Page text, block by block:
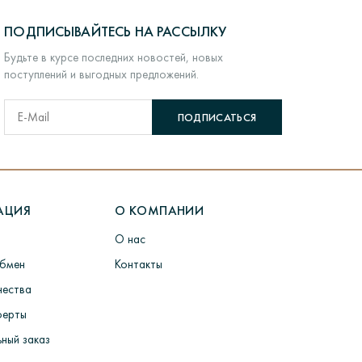
ПОДПИСЫВАЙТЕСЬ НА РАССЫЛКУ
Будьте в курсе последних новостей, новых
поступлений и выгодных предложений.
ПОДПИСАТЬСЯ
заказ
О КОМПАНИИ
О нас
Контакты